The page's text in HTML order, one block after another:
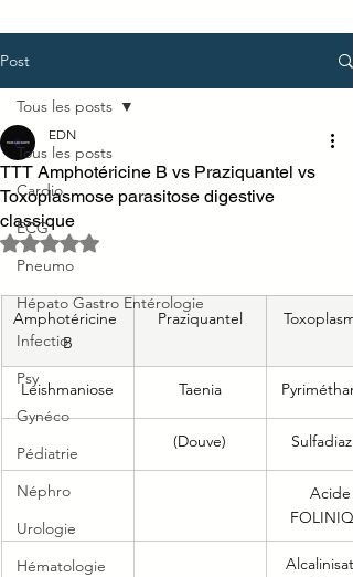
Post
Tous les posts
Cardio
ECG
Pneumo
Hépato Gastro Entérologie
Infectio
Psy
Gynéco
Pédiatrie
Néphro
Urologie
Hématologie
Tous les posts
TTT Amphotéricine B vs Praziquantel vs
Toxoplasmose parasitose digestive
classique
EDN
Noté NaN étoiles sur 5.
Amphotéricine
B
Praziquantel
Leishmaniose Taenia
(Douve)
Acide